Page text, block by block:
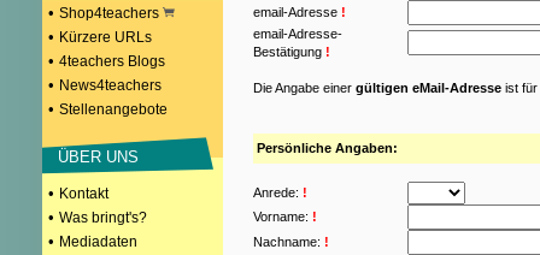
• Shop4teachers
• Kürzere URLs
• 4teachers Blogs
• News4teachers
• Stellenangebote
ÜBER UNS
• Kontakt
• Was bringt's?
• Mediadaten
email-Adresse !
email-Adresse-
Bestätigung !
Die Angabe einer gültigen eMail-Adresse ist für
Persönliche Angaben:
Anrede: !
Vorname: !
Nachname: !